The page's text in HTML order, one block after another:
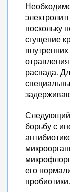
поскольку
сгущение
распада.
Следующий
борьбу с
его
пробиотики.